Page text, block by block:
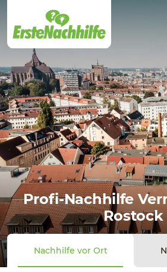
Hauptinhalt
Profi-Nachhilfe
Rostock
Nachhilfe vor Ort